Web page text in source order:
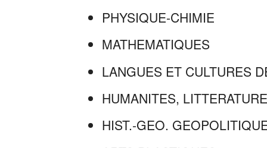
PHYSIQUE-CHIMIE
MATHEMATIQUES
LANGUES ET CULTURES
HUMANITES,
HIST.-GEO.